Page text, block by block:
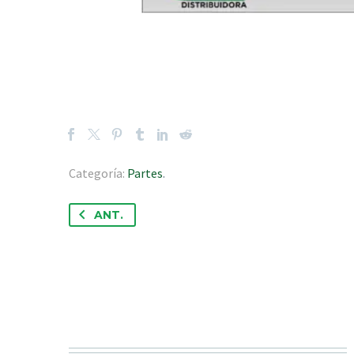
Categoría: Partes.
ANT.